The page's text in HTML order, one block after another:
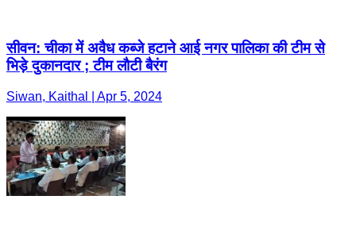
सीवन: चीका में अवैध कब्जे हटाने आई नगर पालिका की टीम से
भिड़े दुकानदार ; टीम लाैटी बैरंग
Siwan, Kaithal | Apr 5, 2024